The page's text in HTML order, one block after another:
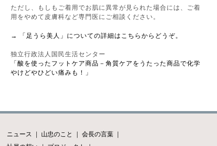
ただし、もしもご着用でお肌に異常が見られた場合には、ご着
用をやめて皮膚科など専門医にご相談ください。
→ 「足うら美人」についての詳細はこちらからどうぞ。
独立行政法人国民生活センター
「酸を使ったフットケア商品－角質ケアをうたった商品で化学
やけどやひどい痛みも！」
ニュース ｜ 山忠のこと ｜会長の言葉 ｜